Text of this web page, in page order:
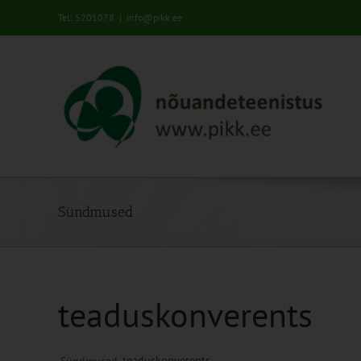
Tel: 5201078 | info@pikk.ee
Sündmused
teaduskonverents